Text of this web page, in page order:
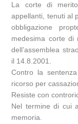
La corte di
appellanti, tenuti al
obbligazione
medesima corte di
dell’assemblea
il 14.8.2001.
Contro la
ricorso per
Resiste con
Nel termine di cui
memoria.